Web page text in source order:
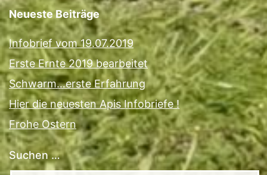
Neueste Beiträge
Infobrief vom 19.07.2019
Erste Ernte 2019 bearbeitet
Schwarm…erste Erfahrung
Hier die neuesten Apis Infobriefe !
Frohe Ostern
Suchen …